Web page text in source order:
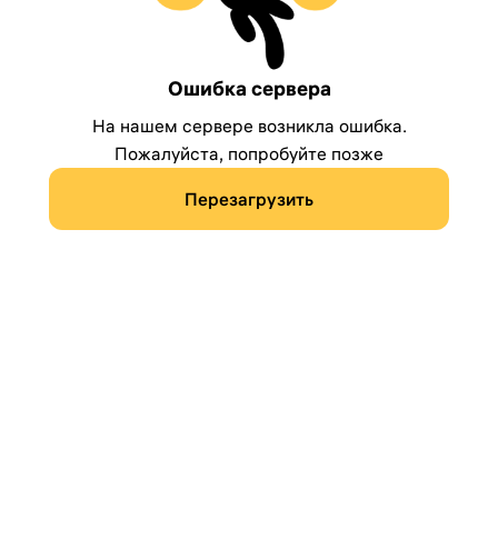
Ошибка сервера
На нашем сервере возникла ошибка.
Пожалуйста, попробуйте позже
Перезагрузить